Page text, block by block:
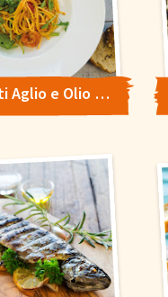
Spaghetti Aglio e Olio mit Garnelen